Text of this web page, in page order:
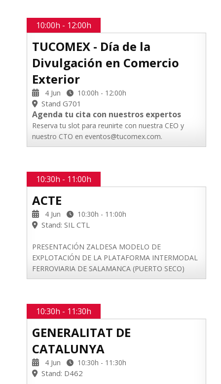
10:00h - 12:00h
TUCOMEX - Día de la
Divulgación en Comercio
Exterior
4 Jun 10:00h - 12:00h
Stand G701
Agenda tu cita con nuestros expertos
Reserva tu slot para reunirte con nuestra CEO y
nuestro CTO en eventos@tucomex.com.
10:30h - 11:00h
ACTE
4 Jun 10:30h - 11:00h
Stand: SIL CTL
PRESENTACIÓN ZALDESA MODELO DE
EXPLOTACIÓN DE LA PLATAFORMA INTERMODAL
FERROVIARIA DE SALAMANCA (PUERTO SECO)
10:30h - 11:30h
GENERALITAT DE
CATALUNYA
4 Jun 10:30h - 11:30h
Stand: D462